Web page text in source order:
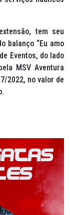
tem seu
balanço “Eu amo
Eventos, do lado
MSV Aventura
2022, no valor de